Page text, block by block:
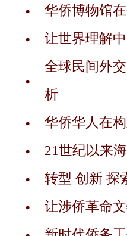
华侨博物馆
让世界理解
全球民间外
析
华侨华人在
21世纪以来
转型 创新 探
让涉侨革命